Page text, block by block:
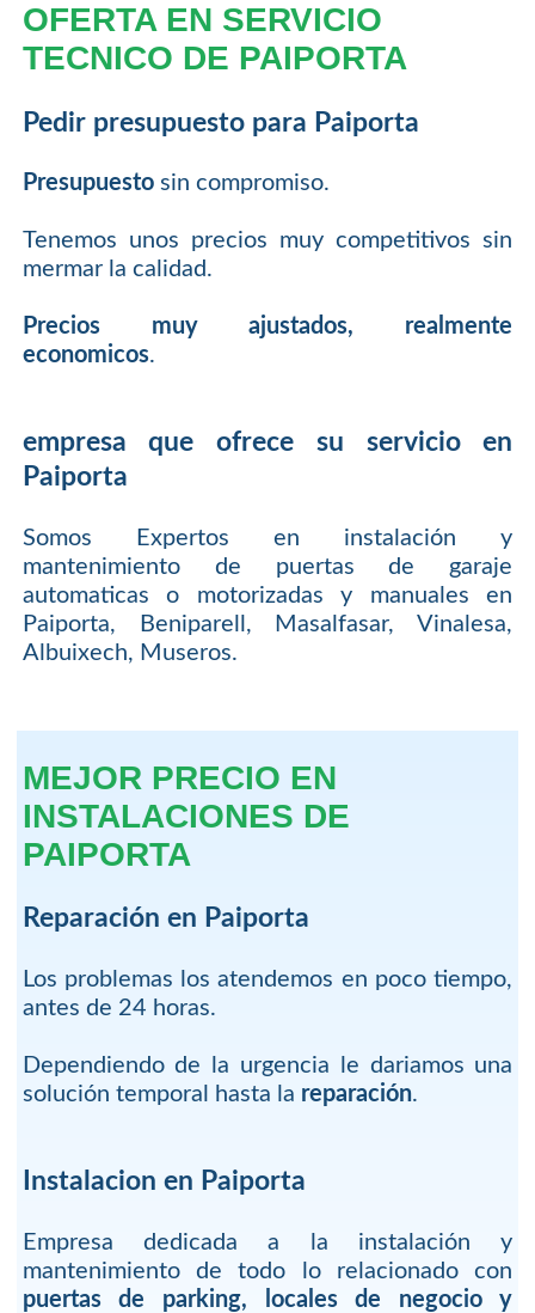
OFERTA EN SERVICIO
TECNICO DE PAIPORTA
Pedir presupuesto para Paiporta
Presupuestosin compromiso.
Tenemos unos precios muy competitivos sin
mermar la calidad.
Precios muy ajustados, realmente
economicos.
empresa que ofrece su servicio en
Paiporta
Somos Expertos en instalación y
mantenimiento de puertas de garaje
automaticas o motorizadas y manuales en
Paiporta, Beniparell, Masalfasar, Vinalesa,
Albuixech, Museros.
MEJOR PRECIO EN
INSTALACIONES DE
PAIPORTA
Reparación en Paiporta
Los problemas los atendemos en poco tiempo,
antes de 24 horas.
Dependiendo de la urgencia le dariamos una
solución temporal hasta la reparación.
Instalacion en Paiporta
Empresa dedicada a la instalación y
mantenimiento de todo lo relacionado con
puertas de parking, locales de negocio y